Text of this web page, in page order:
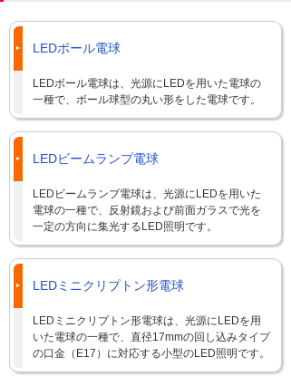
LEDボール電球
LEDボール電球は、光源にLEDを用いた電球の
一種で、ボール球型の丸い形をした電球です。
LEDビームランプ電球
LEDビームランプ電球は、光源にLEDを用いた
電球の一種で、反射鏡および前面ガラスで光を
一定の方向に集光するLED照明です。
LEDミニクリプトン形電球
LEDミニクリプトン形電球は、光源にLEDを用
いた電球の一種で、直径17mmの回し込みタイプ
の口金（E17）に対応する小型のLED照明です。